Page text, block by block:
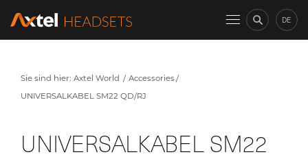
DE
Sie sind hier: Axtel World
Accessories
UNIVERSALKABEL SM22 QD/RJ
UNIVERSALKABEL SM22